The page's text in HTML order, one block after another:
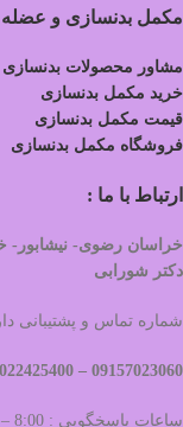
مکمل بدنسازی و
مشاور محصولات بدنسازی
خرید مکمل بدنسازی
قیمت مکمل بدنسازی
فروشگاه مکمل بدنسازی
ارتباط با ما :
خراسان رضوی- نیشابور-
دکتر شورابی
شماره تماس و پشتیبانی
09157023060 –
ساعات پاسخگویی : 8:00 – 21:00